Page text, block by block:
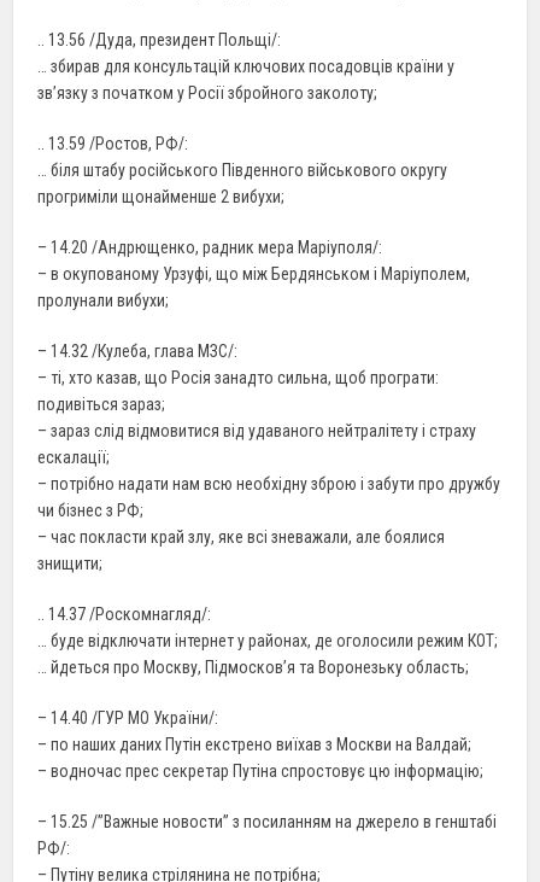
.. 13.56 /Дуда, президент Польщі/:
… збирав для консультацій ключових посадовців країни у
зв’язку з початком у Росії збройного заколоту;
.. 13.59 /Ростов, РФ/:
… біля штабу російського Південного військового округу
прогриміли щонайменше 2 вибухи;
– 14.20 /Андрющенко, радник мера Маріуполя/:
– в окупованому Урзуфі, що між Бердянськом і Маріуполем,
пролунали вибухи;
– 14.32 /Кулеба, глава МЗС/:
– ті, хто казав, що Росія занадто сильна, щоб програти:
подивіться зараз;
– зараз слід відмовитися від удаваного нейтралітету і страху
ескалації;
– потрібно надати нам всю необхідну зброю і забути про дружбу
чи бізнес з РФ;
– час покласти край злу, яке всі зневажали, але боялися
знищити;
.. 14.37 /Роскомнагляд/:
… буде відключати інтернет у районах, де оголосили режим КОТ;
… йдеться про Москву, Підмосков’я та Воронезьку область;
– 14.40 /ГУР МО України/:
– по наших даних Путін екстрено виїхав з Москви на Валдай;
– водночас прес секретар Путіна спростовує цю інформацію;
– 15.25 /”Важные новости” з посиланням на джерело в генштабі
РФ/:
– Путіну велика стрілянина не потрібна;